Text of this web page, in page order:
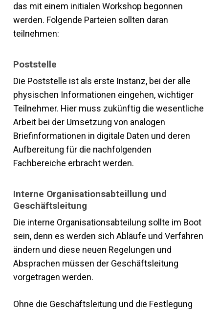
das mit einem initialen Workshop begonnen
werden. Folgende Parteien sollten daran
teilnehmen:
Poststelle
Die Poststelle ist als erste Instanz, bei der alle
physischen Informationen eingehen, wichtiger
Teilnehmer. Hier muss zukünftig die wesentliche
Arbeit bei der Umsetzung von analogen
Briefinformationen in digitale Daten und deren
Aufbereitung für die nachfolgenden
Fachbereiche erbracht werden.
Interne Organisationsabteillung und
Geschäftsleitung
Die interne Organisationsabteilung sollte im Boot
sein, denn es werden sich Abläufe und Verfahren
ändern und diese neuen Regelungen und
Absprachen müssen der Geschäftsleitung
vorgetragen werden.
Ohne die Geschäftsleitung und die Festlegung